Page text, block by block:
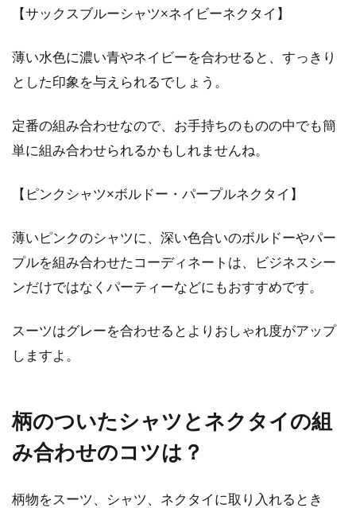
【サックスブルーシャツ×ネイビーネクタイ】
薄い水色に濃い青やネイビーを合わせると、すっきり
とした印象を与えられるでしょう。
定番の組み合わせなので、お手持ちのものの中でも簡
単に組み合わせられるかもしれませんね。
【ピンクシャツ×ボルドー・パープルネクタイ】
薄いピンクのシャツに、深い色合いのボルドーやパー
プルを組み合わせたコーディネートは、ビジネスシー
ンだけではなくパーティーなどにもおすすめです。
スーツはグレーを合わせるとよりおしゃれ度がアップ
しますよ。
柄のついたシャツとネクタイの組
み合わせのコツは？
柄物をスーツ、シャツ、ネクタイに取り入れるとき